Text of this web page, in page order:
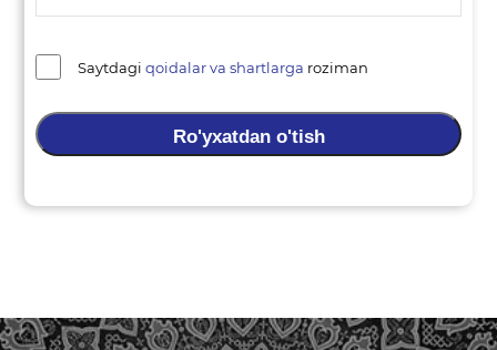
Saytdagiqoidalar va shartlarga roziman
Ro'yxatdan o'tish